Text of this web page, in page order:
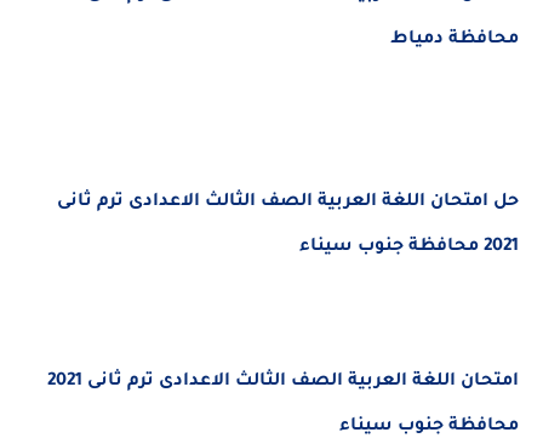
محافظة دمياط
حل امتحان اللغة العربية الصف الثالث الاعدادى ترم ثانى
2021 محافظة جنوب سيناء
امتحان اللغة العربية الصف الثالث الاعدادى ترم ثانى 2021
محافظة جنوب سيناء